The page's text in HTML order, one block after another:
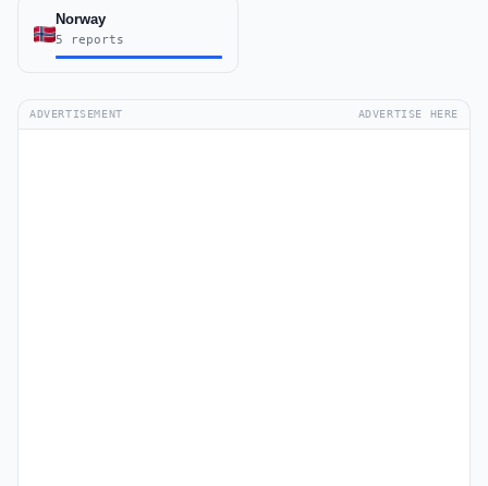
Norway
5 reports
ADVERTISEMENT ADVERTISE HERE